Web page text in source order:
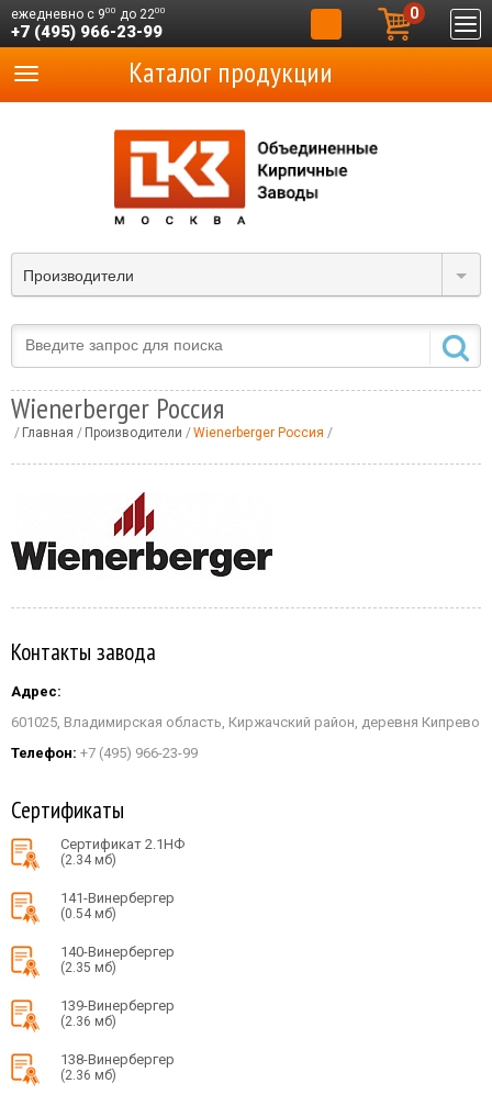
ежедневно с 900 до 2200
+7 (495) 966-23-99
0
Производители
Каталог продукции
Wienerberger Россия
Главная Производители Wienerberger Россия
Контакты завода
Адрес:
601025, Владимирская область, Киржачский район, деревня Кипрево
Телефон: +7 (495) 966-23-99
Сертификаты
Сертификат 2.1НФ
(2.34 мб)
141-Винербергер
(0.54 мб)
140-Винербергер
(2.35 мб)
139-Винербергер
(2.36 мб)
138-Винербергер
(2.36 мб)